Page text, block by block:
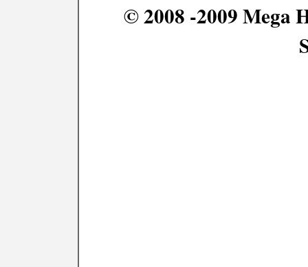
© 2008 -2009 Mega